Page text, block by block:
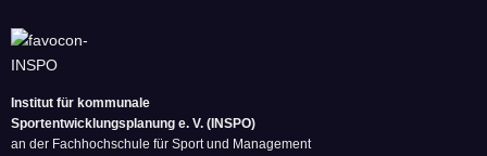
Institut für kommunale
Sportentwicklungsplanung e. V. (INSPO)
an der Fachhochschule für Sport und Management